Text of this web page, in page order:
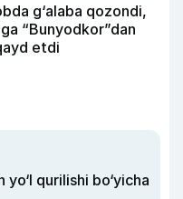
g‘alaba qozondi,
“Bunyodkor”dan
etdi
qurilishi bo‘yicha